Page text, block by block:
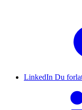
LinkedIn Du